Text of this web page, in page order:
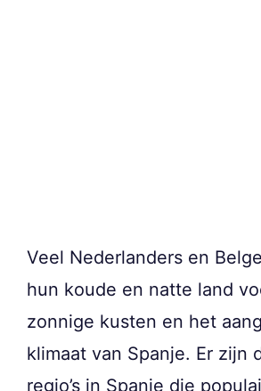
Veel Nederlanders en
hun koude en natte land
zonnige kusten en het
klimaat van Spanje. Er zijn
regio’s in Spanje die